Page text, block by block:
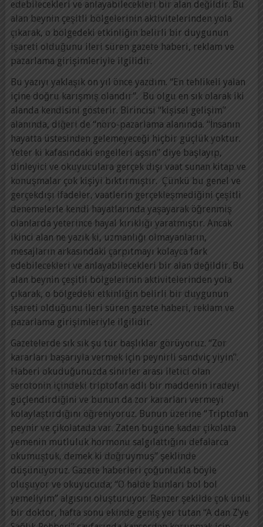
edebilecekleri ve anlayabilecekleri bir alan değildir. Bu
alan beynin çeşitli bölgelerinin aktivitelerinden yola
çıkarak, o bölgedeki etkinliğin belirli bir duygunun
işareti olduğunu ileri süren gazete haberi, reklam ve
pazarlama girişimleriyle ilgilidir.
Bu yazıyı yaklaşık on yıl önce yazdım. “En tehlikeli yalan
içine doğru karışmış olandır”. Bu olgu en sık olarak iki
alanda kendisini gösterir. Birincisi “kişisel gelişim”
alanında, diğeri de “nöro-pazarlama alanında. “İnsanın
hayatta üstesinden gelemeyeceği hiçbir güçlük yoktur.
Yeter ki kafasındaki engelleri aşsın” diye başlayıp,
dinleyici ve okuyuculara gerçek dışı vaat sunan kitap ve
konuşmalar çok kişiyi bıktırmıştır. Çünkü bu genel ve
gerçekdışı ifadeler, vaatlerin gerçekleşmediğini çeşitli
denemelerle kendi hayatlarında yaşayarak öğrenmiş
olanlarda yeterince hayal kırıklığı yaratmıştır. Ancak
ikinci alan ne yazık ki, uzmanlığı olmayanların,
mesajların arkasındaki çarpıtmayı kolayca fark
edebilecekleri ve anlayabilecekleri bir alan değildir. Bu
alan beynin çeşitli bölgelerinin aktivitelerinden yola
çıkarak, o bölgedeki etkinliğin belirli bir duygunun
işareti olduğunu ileri süren gazete haberi, reklam ve
pazarlama girişimleriyle ilgilidir.
Gazetelerde sık sık şu tür başlıklar görüyoruz. “Zor
kararları başarıyla vermek için peynirli sandviç yiyin”.
Haberi okuduğunuzda sinirler arası iletici olan
serotonin içindeki triptofan adlı bir maddenin iradeyi
güçlendirdiğini ve bunun da zor kararları vermeyi
kolaylaştırdığını öğreniyoruz. Bunun üzerine “Triptofan
peynir ve çikolatada var. Zaten bugüne kadar çikolata
yemenin mutluluk hormonu salgılattığını defalarca
okumuştuk, demek ki doğruymuş” şeklinde
düşünüyoruz. Gazete haberleri çoğunlukla böyle
oluşuyor ve okuyucuda; “O halde bunları bol bol
yemeliyim” algısını oluşturuyor. Benzer şekilde çok ünlü
bir doktor, hafta sonu ekinde geniş yer tutan “A dan Z’ye